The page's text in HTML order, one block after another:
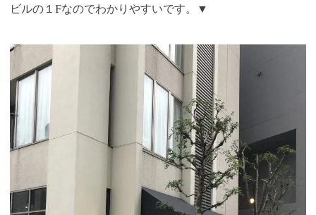
ビルの１Fなのでわかりやすいです。▼